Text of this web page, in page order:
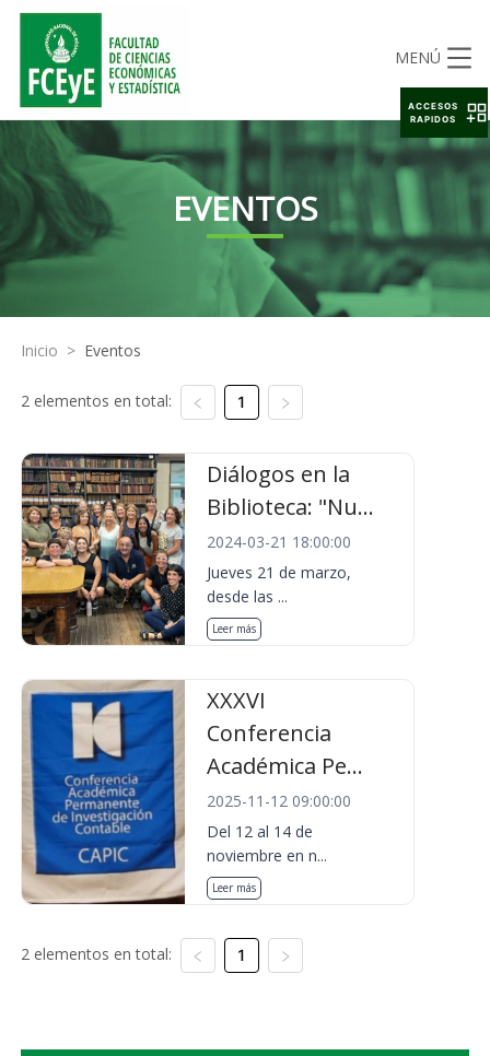
MENÚ
EVENTOS
Inicio > Eventos
2 elementos en total: 1
Diálogos en la
Biblioteca: "Nu...
2024-03-21 18:00:00
Jueves 21 de marzo,
desde las ...
Leer más
XXXVI
Conferencia
Académica Pe...
2025-11-12 09:00:00
Del 12 al 14 de
noviembre en n...
Leer más
2 elementos en total: 1
ACCESOS
RAPIDOS